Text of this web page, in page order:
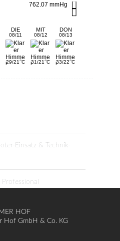
762.07 mmHg
DIE
08/11
MIT
08/12
DON
08/13
29/21°C 31/21°C 33/22°C
Einsatz & Technik-
HOF
Hof GmbH & Co. KG